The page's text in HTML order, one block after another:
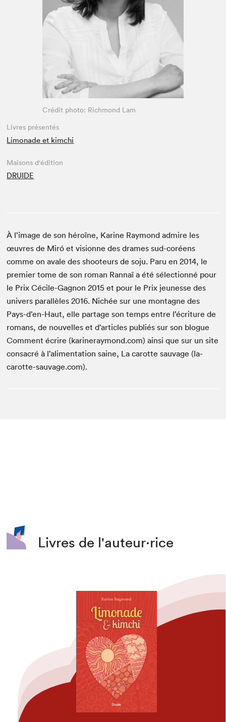
Espace enseignant·e·s
Espace pro
Crédit photo: Richmond Lam
Livres présentés
Limonade et kimchi
Maisons d'édition
DRUIDE
À l’image de son héroïne, Karine Raymond admire les
œuvres de Miró et visionne des drames sud-coréens
comme on avale des shooteurs de soju. Paru en 2014, le
premier tome de son roman Rannaï a été sélectionné pour
le Prix Cécile-Gagnon 2015 et pour le Prix jeunesse des
univers parallèles 2016. Nichée sur une montagne des
Pays-d’en-Haut, elle partage son temps entre l’écriture de
romans, de nouvelles et d’articles publiés sur son blogue
Comment écrire (karineraymond.com) ainsi que sur un site
consacré à l’alimentation saine, La carotte sauvage (la-
carotte-sauvage.com).
Livres de l'auteur·rice